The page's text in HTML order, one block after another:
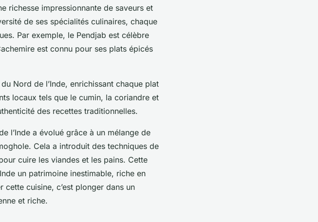
richesse impressionnante de saveurs et
de ses spécialités culinaires, chaque
Par exemple, le Pendjab est célèbre
est connu pour ses plats épicés
Nord de l’Inde, enrichissant chaque plat
locaux tels que le cumin, la coriandre et
des recettes traditionnelles.
l’Inde a évolué grâce à un mélange de
Cela a introduit des techniques de
cuire les viandes et les pains. Cette
un patrimoine inestimable, riche en
cuisine, c’est plonger dans un
et riche.